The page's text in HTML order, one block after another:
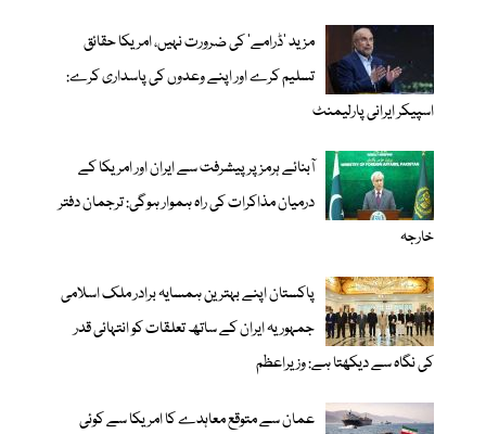
مزید 'ڈرامے' کی ضرورت نہیں، امریکا حقائق
تسلیم کرے اور اپنے وعدوں کی پاسداری کرے:
اسپیکر ایرانی پارلیمنٹ
آبنائے ہرمز پر پیشرفت سے ایران اور امریکا کے
درمیان مذاکرات کی راہ ہموار ہوگی: ترجمان دفتر
خارجہ
پاکستان اپنے بہترین ہمسایہ برادر ملک اسلامی
جمہوریہ ایران کے ساتھ تعلقات کو انتہائی قدر
کی نگاہ سے دیکھتا ہے: وزیراعظم
عمان سے متوقع معاہدے کا امریکا سے کوئی